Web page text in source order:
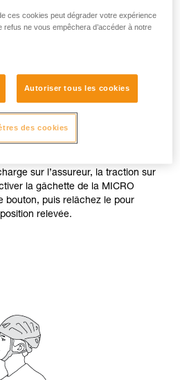
l’assureur et
sur l’assureur, la traction sur
la gâchette de la MICRO
bouton, puis relâchez le pour
relevée.
ces cookies peut dégrader votre expérience
refus ne vous empêchera d’accéder à notre
Autoriser tous les cookies
des cookies